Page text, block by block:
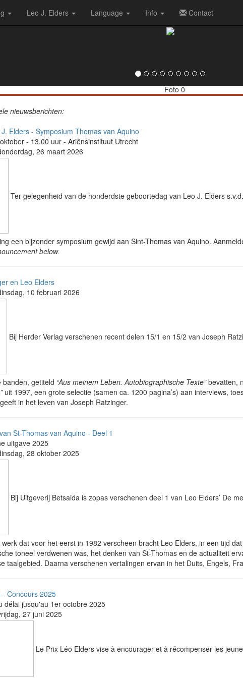
Leo J. Elders Language Info Contact
nieuwsberichten:
Elders - Symposium Thomas van Aquino
- 13.00 uur - Ariënsinstituut Utrecht
26 maart 2026
Ter gelegen­heid van de hon­derd­ste geboorte­dag van Leo J. Elders
een bij­zon­der symposium gewijd aan Sint-Thomas van Aquino.
below.
en Leo Elders
10 februari 2026
Bij Herder Verlag ver­sche­nen recent delen 15/1 en 15/2 van Joseph
ban­den, geti­teld “Aus meinem Leben. Autobiographische Texte”bevatten,
uit 1997, een grote selectie (samen ca. 1200 pagina’s) aan inter­views,
in het leven van Joseph Ratzin­ger.
St-Thomas van Aquino - Deel 1
uitgave 2025
28 oktober 2025
Bij Uit­ge­ve­rij Betsaida is zopas ver­sche­nen deel 1 van Leo Elders’ De
dat voor het eerst in 1982 verscheen bracht Leo Elders, in een tijd
toneel verdwenen was, het denken van St-Thomas en de actuali­teit
taal­ge­bied. Daarna ver­sche­nen ver­ta­lin­gen ervan in het Duits, Engels,
- Concours 2025
délai jusqu'au 1er octobre 2025
27 juni 2025
Le Prix Léo Elders vise à encoura­ger et à récompenser les